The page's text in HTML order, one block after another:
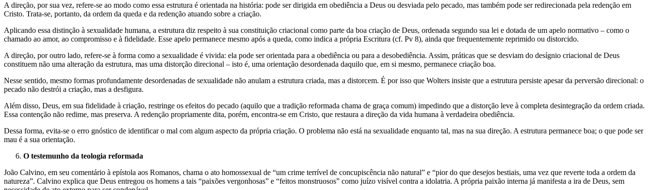
A direção, por sua vez, refere-se ao modo como essa estrutura é orientada na história: pode ser dirigida em obediência a Deus ou desviada pelo pecado, mas também pode ser redirecionada pela redenção em
Cristo. Trata-se, portanto, da ordem da queda e da redenção atuando sobre a criação.
Aplicando essa distinção à sexualidade humana, a estrutura diz respeito à sua constituição criacional como parte da boa criação de Deus, ordenada segundo sua lei e dotada de um apelo normativo – como o
chamado ao amor, ao compromisso e à fidelidade. Esse apelo permanece mesmo após a queda, como indica a própria Escritura (cf. Pv 8), ainda que frequentemente reprimido ou distorcido.
A direção, por outro lado, refere-se à forma como a sexualidade é vivida: ela pode ser orientada para a obediência ou para a desobediência. Assim, práticas que se desviam do desígnio criacional de Deus
constituem não uma alteração da estrutura, mas uma distorção direcional – isto é, uma orientação desordenada daquilo que, em si mesmo, permanece criação boa.
Nesse sentido, mesmo formas profundamente desordenadas de sexualidade não anulam a estrutura criada, mas a distorcem. É por isso que Wolters insiste que a estrutura persiste apesar da perversão direcional: o
pecado não destrói a criação, mas a desfigura.
Além disso, Deus, em sua fidelidade à criação, restringe os efeitos do pecado (aquilo que a tradição reformada chama de graça comum) impedindo que a distorção leve à completa desintegração da ordem criada.
Essa contenção não redime, mas preserva. A redenção propriamente dita, porém, encontra-se em Cristo, que restaura a direção da vida humana à verdadeira obediência.
Dessa forma, evita-se o erro gnóstico de identificar o mal com algum aspecto da própria criação. O problema não está na sexualidade enquanto tal, mas na sua direção. A estrutura permanece boa; o que pode ser
mau é a sua orientação.
O testemunho da teologia reformada
João Calvino, em seu comentário à epístola aos Romanos, chama o ato homossexual de “um crime terrível de concupiscência não natural” e “pior do que desejos bestiais, uma vez que reverte toda a ordem da
natureza”. Calvino explica que Deus entregou os homens a tais “paixões vergonhosas” e “feitos monstruosos” como juízo visível contra a idolatria. A própria paixão interna já manifesta a ira de Deus, sem